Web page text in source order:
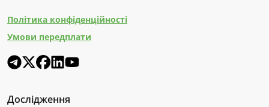
Політика конфіденційності
Умови передплати
Дослідження